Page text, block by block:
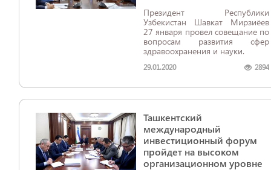
Президент Республики
Узбекистан Шавкат Мирзиёев
27 января провел совещание по
вопросам развития сфер
здравоохранения и науки.
29.01.2020 2894
Ташкентский
международный
инвестиционный форум
пройдет на высоком
организационном уровне